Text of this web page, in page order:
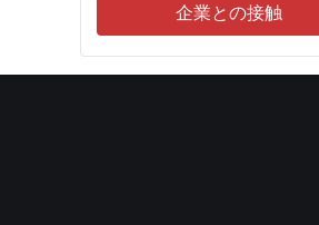
企業との接触